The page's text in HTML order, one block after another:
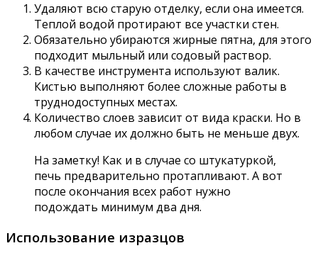
Удаляют всю старую отделку, если она имеется.
Теплой водой протирают все участки стен.
Обязательно убираются жирные пятна, для этого
подходит мыльный или содовый раствор.
В качестве инструмента используют валик.
Кистью выполняют более сложные работы в
труднодоступных местах.
Количество слоев зависит от вида краски. Но в
любом случае их должно быть не меньше двух.
На заметку! Как и в случае со штукатуркой,
печь предварительно протапливают. А вот
после окончания всех работ нужно
подождать минимум два дня.
Использование изразцов